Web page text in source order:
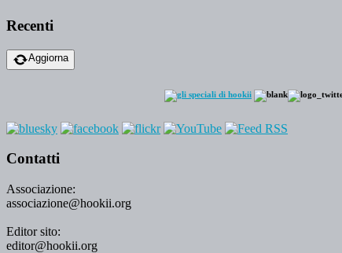
Recenti
Aggiorna
Contatti
Associazione:
associazione@hookii.org
Editor sito:
editor@hookii.org